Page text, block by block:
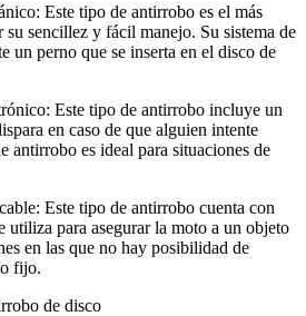
Este tipo de antirrobo es el más
su sencillez y fácil manejo. Su sistema de
un perno que se inserta en el disco de
Este tipo de antirrobo incluye un
en caso de que alguien intente
antirrobo es ideal para situaciones de
Este tipo de antirrobo cuenta con
utiliza para asegurar la moto a un objeto
en las que no hay posibilidad de
fijo.
de disco